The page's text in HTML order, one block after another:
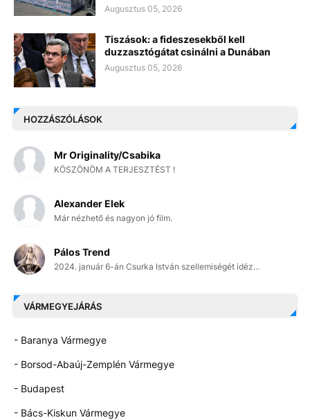
Augusztus 05, 2026
Tiszások: a fideszesekből kell
duzzasztógátat csinálni a Dunában
Augusztus 05, 2026
HOZZÁSZÓLÁSOK
Mr Originality/Csabika
KÖSZÖNÖM A TERJESZTÉST !
Alexander Elek
Már nézhető és nagyon jó film.
Pálos Trend
2024. január 6-án Csurka István szellemiségét idéz...
VÁRMEGYEJÁRÁS
- Baranya Vármegye
- Borsod-Abaúj-Zemplén Vármegye
- Budapest
- Bács-Kiskun Vármegye